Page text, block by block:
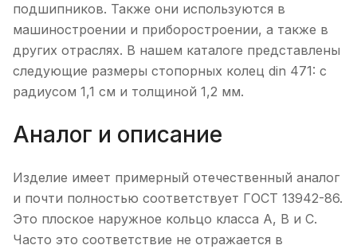
подшипников. Также они используются в
машиностроении и приборостроении, а также в
других отраслях. В нашем каталоге представлены
следующие размеры стопорных колец din 471: с
радиусом 1,1 см и толщиной 1,2 мм.
Аналог и описание
Изделие имеет примерный отечественный аналог
и почти полностью соответствует ГОСТ 13942-86.
Это плоское наружное кольцо класса А, В и С.
Часто это соответствие не отражается в